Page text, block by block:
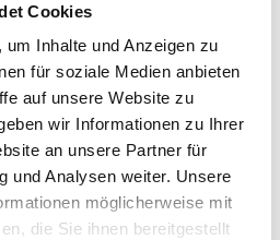
Cookies
Inhalte und Anzeigen zu
für soziale Medien anbieten
auf unsere Website zu
wir Informationen zu Ihrer
an unsere Partner für
und Analysen weiter. Unsere
möglicherweise mit
die Sie ihnen bereitgestellt
Wir übernehmen
dafür, dass die
richtig und in jedem
ATLANTIC Hotel Sail
sich vor, jede
Seite jederzeit und
zu ändern